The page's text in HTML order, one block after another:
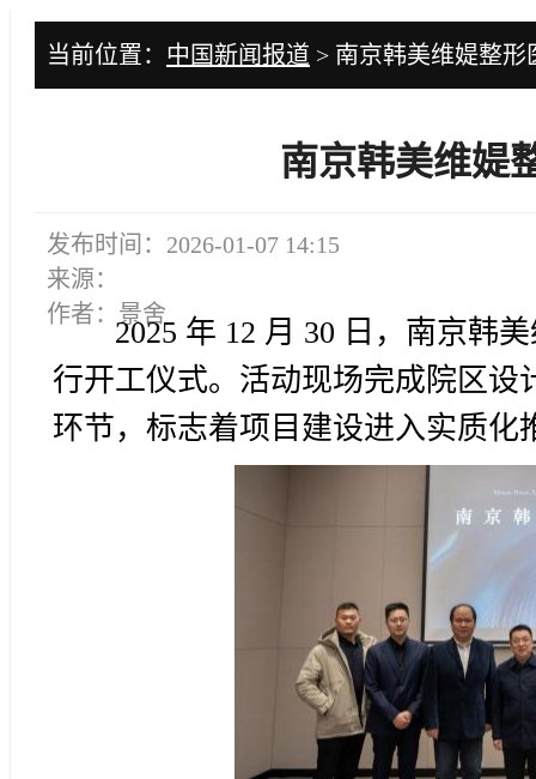
当前位置： 中国新闻报道 > 南京韩美维媞整
南京韩美维媞
发布时间：2026-01-07 14:15
来源：
作者：景舍
2025 年 12 月 30 日，南京韩
行开工仪式。活动现场完成院区
环节，标志着项目建设进入实质化